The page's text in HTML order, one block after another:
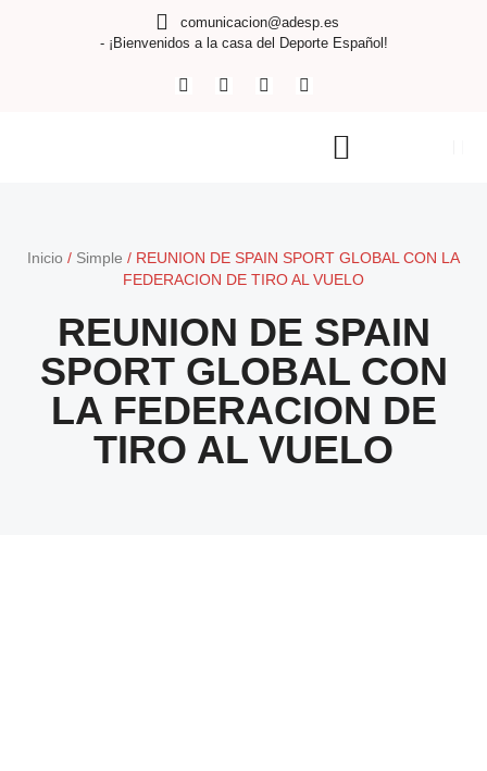
comunicacion@adesp.es
- ¡Bienvenidos a la casa del Deporte Español!
Inicio / Simple / REUNION DE SPAIN SPORT GLOBAL CON LA
FEDERACION DE TIRO AL VUELO
REUNION DE SPAIN
SPORT GLOBAL CON
LA FEDERACION DE
TIRO AL VUELO